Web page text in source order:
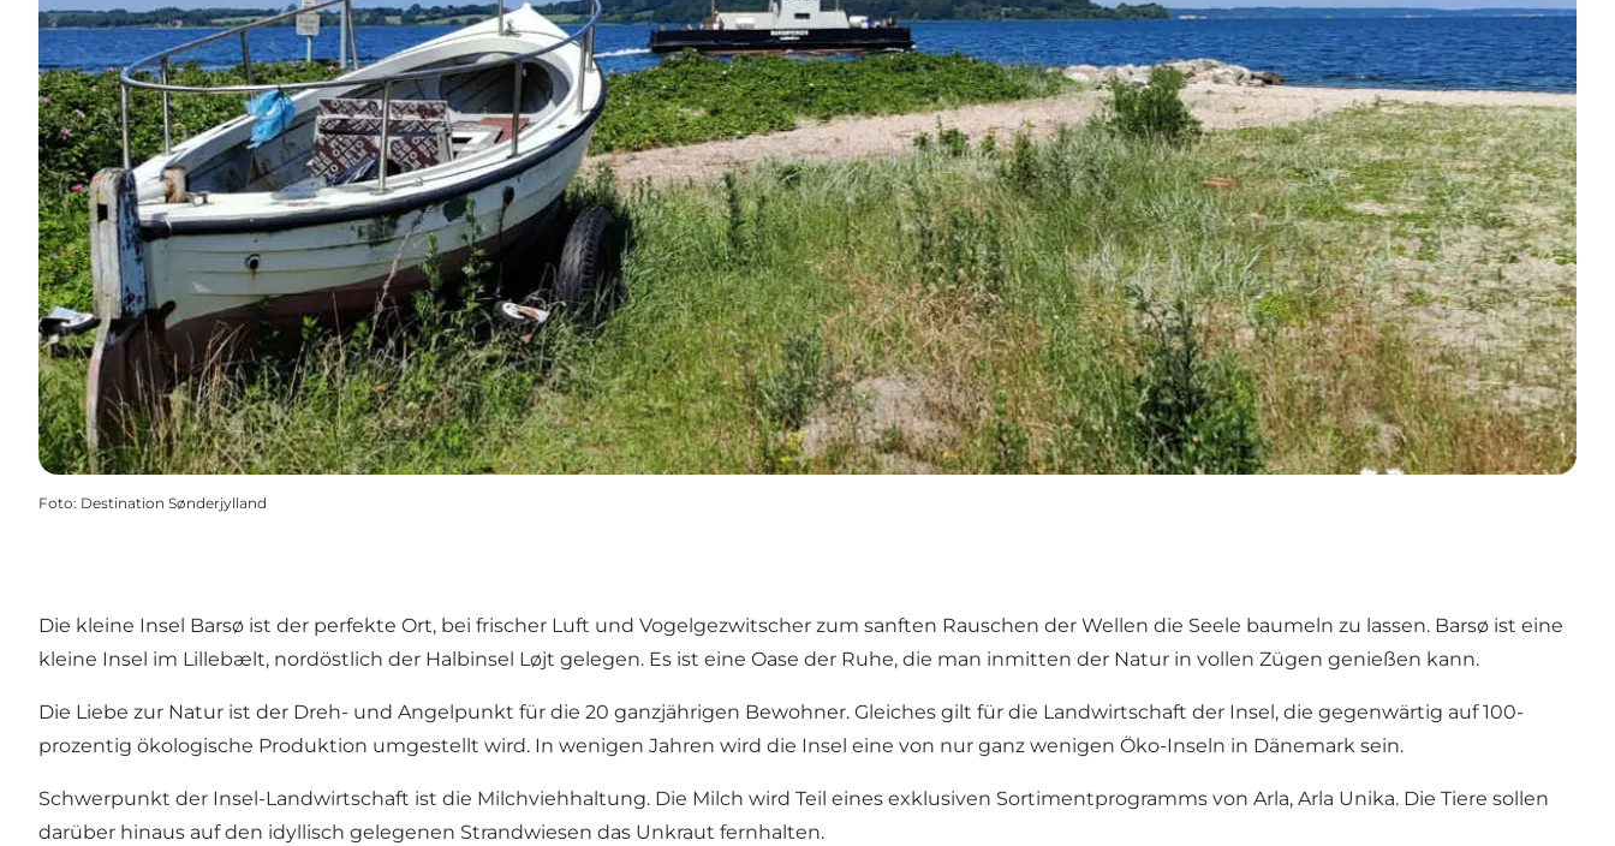
Foto: Destination Sønderjylland
Die kleine Insel Barsø ist der perfekte Ort, bei frischer Luft und Vogelgezwitscher zum sanften Rauschen der Wellen die Seele baumeln zu lassen. Barsø ist eine
kleine Insel im Lillebælt, nordöstlich der Halbinsel Løjt gelegen. Es ist eine Oase der Ruhe, die man inmitten der Natur in vollen Zügen genießen kann.
Die Liebe zur Natur ist der Dreh- und Angelpunkt für die 20 ganzjährigen Bewohner. Gleiches gilt für die Landwirtschaft der Insel, die gegenwärtig auf 100-
prozentig ökologische Produktion umgestellt wird. In wenigen Jahren wird die Insel eine von nur ganz wenigen Öko-Inseln in Dänemark sein.
Schwerpunkt der Insel-Landwirtschaft ist die Milchviehhaltung. Die Milch wird Teil eines exklusiven Sortimentprogramms von Arla, Arla Unika. Die Tiere sollen
darüber hinaus auf den idyllisch gelegenen Strandwiesen das Unkraut fernhalten.